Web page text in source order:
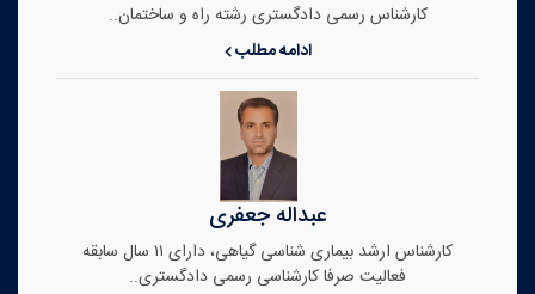
کارشناس رسمی دادگستری رشته راه و ساختمان..
ادامه مطلب
عبداله جعفری
کارشناس ارشد بیماری شناسی گیاهی، دارای ۱۱ سال سابقه
فعالیت صرفا کارشناسی رسمی دادگستری..